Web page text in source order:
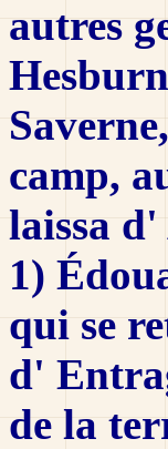
autres
camp,
laissa
1)
qui se
d'
de la